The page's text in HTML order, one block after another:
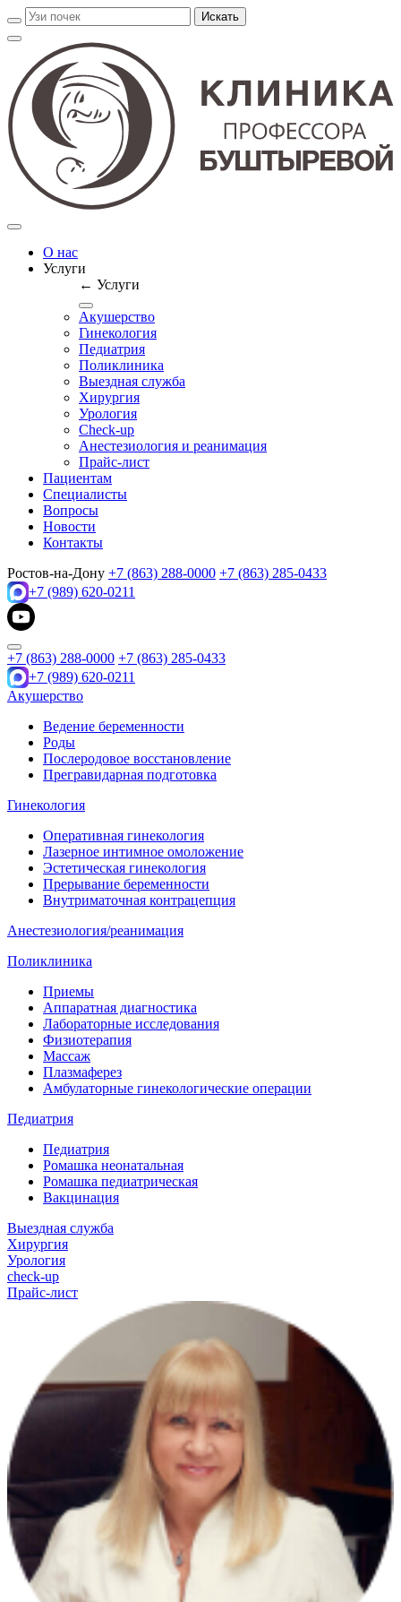
О нас
Услуги
← Услуги
Акушерство
Гинекология
Педиатрия
Поликлиника
Выездная служба
Хирургия
Урология
Check-up
Анестезиология и реанимация
Прайс-лист
Пациентам
Специалисты
Вопросы
Новости
Контакты
Ростов-на-Дону +7 (863) 288-0000 +7 (863) 285-0433
+7 (989) 620-0211
+7 (863) 288-0000 +7 (863) 285-0433
+7 (989) 620-0211
Акушерство
Ведение беременности
Роды
Послеродовое восстановление
Прегравидарная подготовка
Гинекология
Оперативная гинекология
Лазерное интимное омоложение
Эстетическая гинекология
Прерывание беременности
Внутриматочная контрацепция
Анестезиология/реанимация
Поликлиника
Приемы
Аппаратная диагностика
Лабораторные исследования
Физиотерапия
Массаж
Плазмаферез
Амбулаторные гинекологические операции
Педиатрия
Педиатрия
Ромашка неонатальная
Ромашка педиатрическая
Вакцинация
Выездная служба
Хирургия
Урология
check-up
Прайс-лист